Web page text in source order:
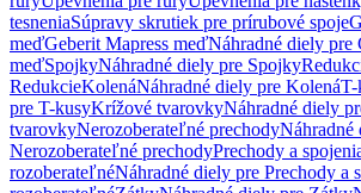
tesneniaSúpravy skrutiek pre prírubové spoje
meďGeberit Mapress meďNáhradné diely pre
meďSpojkyNáhradné diely pre Spojky
RedukcieKolenáNáhradné diely pre KolenáT-
pre T-kusyKrížové tvarovkyNáhradné diely
tvarovkyNerozoberateľné prechodyNáhradné
Nerozoberateľné prechodyPrechody a
rozoberateľnéNáhradné diely pre Prechody a